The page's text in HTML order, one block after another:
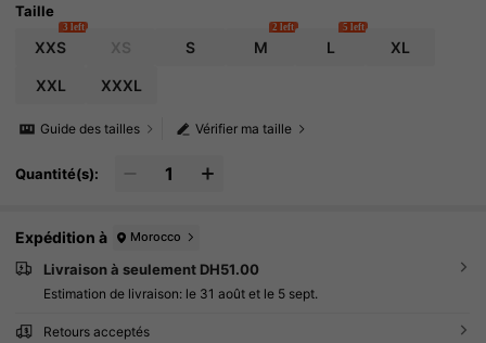
Taille
XXS
3 left
S M
2 left
L
5 left
XL
XXL XXXL
Vérifier ma taille
Guide des tailles
Quantité(s):
Expédition à Morocco
Livraison à seulement DH51.00
Estimation de livraison: le 31 août et le 5 sept.
Retours acceptés